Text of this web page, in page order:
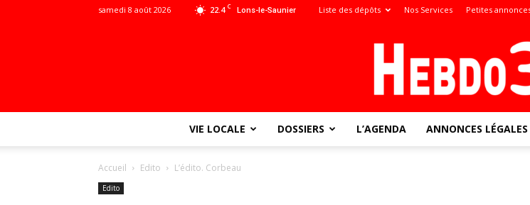
22.4 C Lons-le-Saunier
samedi 8 août 2026 Liste des dépôts Nos Services Petites
VIE LOCALE DOSSIERS L’AGENDA ANNONCES LÉGALES
Accueil Edito L’édito. Corbeau
Edito